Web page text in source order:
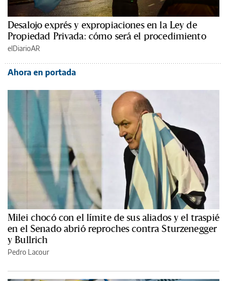
Desalojo exprés y expropiaciones en la Ley de
Propiedad Privada: cómo será el procedimiento
elDiarioAR
Ahora en portada
Milei chocó con el límite de sus aliados y el traspié
en el Senado abrió reproches contra Sturzenegger
y Bullrich
Pedro Lacour